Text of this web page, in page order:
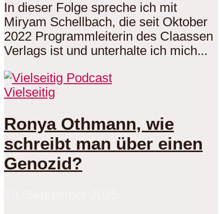
In dieser Folge spreche ich mit
Miryam Schellbach, die seit Oktober
2022 Programmleiterin des Claassen
Verlags ist und unterhalte ich mich...
Vielseitig
Ronya Othmann, wie
schreibt man über einen
Genozid?